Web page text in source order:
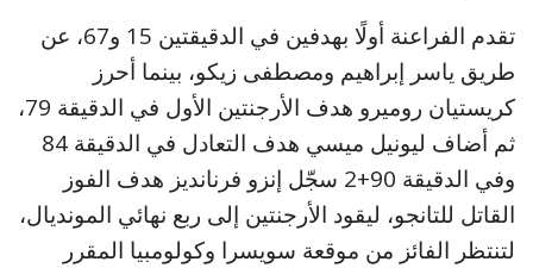
تقدم الفراعنة أولًا بهدفين في الدقيقتين 15 و67، عن
طريق ياسر إبراهيم ومصطفى زيكو، بينما أحرز
كريستيان روميرو هدف الأرجنتين الأول في الدقيقة 79،
وفي الدقيقة 90+2 سجّل إنزو فرنانديز هدف الفوز
القاتل للتانجو، ليقود الأرجنتين إلى ربع نهائي المونديال،
لتنتظر الفائز من موقعة سويسرا وكولومبيا المقرر